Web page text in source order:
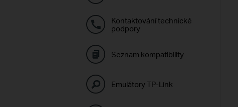
Kontaktování technické
podpory
Seznam kompatibility
Emulátory TP-Link